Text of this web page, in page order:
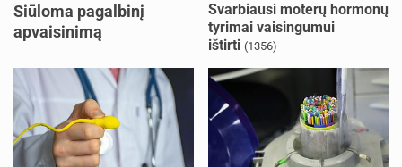
Siūloma pagalbinį
apvaisinimą
nesusituokusiems, ir
vienišoms moterims
(10)
Svarbiausi moterų hormonų
tyrimai vaisingumui
ištirti (1356)